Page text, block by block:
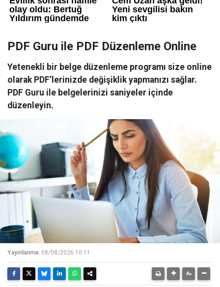
PDF Guru ile PDF Düzenleme Online
Yetenekli bir belge düzenleme programı size online
olarak PDF’lerinizde değişiklik yapmanızı sağlar.
PDF Guru ile belgelerinizi saniyeler içinde
düzenleyin.
Yayınlanma: 08/08/2026 10:11